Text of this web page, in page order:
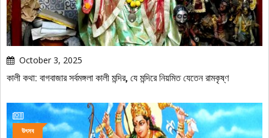
October 3, 2025
কালী কথা: বাগবাজার সর্বমঙ্গলা কালী মন্দির, যে মন্দিরে নিয়মিত যেতেন রামকৃষ্ণ
উৎসব